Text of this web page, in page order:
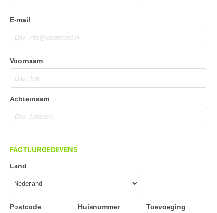
E-mail
Voornaam
Achternaam
FACTUURGEGEVENS
Land
Postcode Huisnummer Toevoeging